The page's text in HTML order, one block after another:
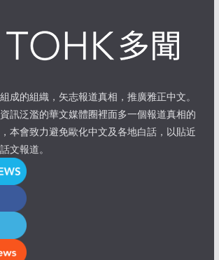
成的組織，矢志報道真相，推廣雅正中文。
訊泛濫的華文媒體圈裡面多一個報道真相的
本會致力避免歐化中文及各地白話，以貼近
文報道。